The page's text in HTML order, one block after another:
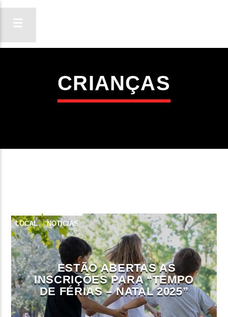
ON FM
LIGA-TE
FAIXA ATUAL
TÍTULO
ARTISTA
CRIANÇAS
LOCAL NOTÍCIAS
ESTÃO ABERTAS AS
INSCRIÇÕES PARA “TEMPO
DE FÉRIAS – NATAL 2025”